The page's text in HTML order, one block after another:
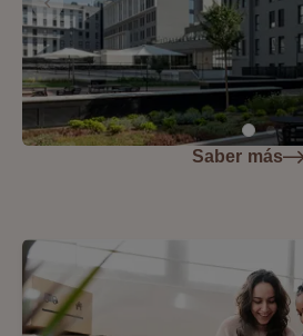
Saber más